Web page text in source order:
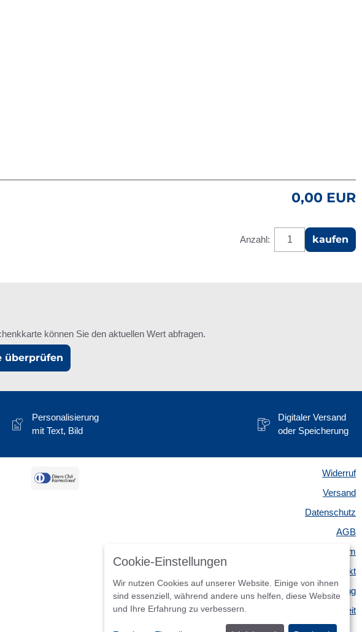
0,00 EUR
Anzahl: kaufen
können Sie den aktuellen Wert abfragen.
überprüfen
Personalisierung
mit Text, Bild
Digitaler Versand
oder Speicherung
Widerruf
Versand
Datenschutz
AGB
Impressum
Kontakt
Widerrufsbelehrung
Barrierefreiheit
Cookie-Einstellungen
Wir nutzen Cookies auf unserer Website. Einige von ihnen
sind essenziell, während andere uns helfen, diese Website
und Ihre Erfahrung zu verbessern.